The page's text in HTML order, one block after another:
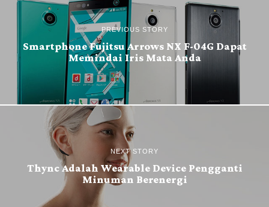
PREVIOUS STORY
Smartphone Fujitsu Arrows NX F-04G Dapat
Memindai Iris Mata Anda
NEXT STORY
Thync Adalah Wearable Device Pengganti
Minuman Berenergi